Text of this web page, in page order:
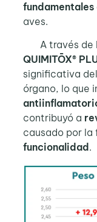
aves.
A través de
QUIMITŌX®
significativa del
órgano, lo que
contribuyó a
causado por la
funcionalidad .